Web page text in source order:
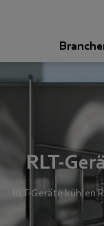
RLT-
RLT-Geräte